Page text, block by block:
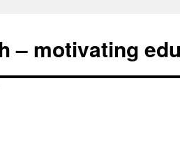
– motivating